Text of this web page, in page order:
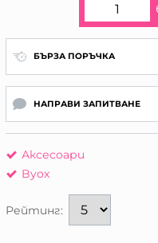
БЪРЗА ПОРЪЧКА
НАПРАВИ ЗАПИТВАНЕ
Аксесоари
Byox
Рейтинг: